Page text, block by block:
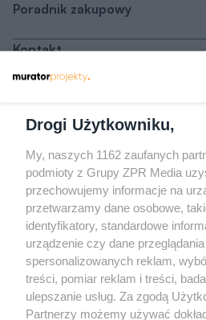
Poradnik zakupowy
Kontakt
Odwiedź grupę na
Gdybym budował drugi raz -
przed budową
Forum Muratora
Drogi Użytkowniku,
My, naszych 1162 zaufanych
podmioty z Grupy ZPR Media
przechowujemy informacje na
przetwarzamy dane osobowe,
identyfikatory, standardowe
urządzenie czy dane
spersonalizowanych reklam,
treści, pomiar reklam i treści,
ulepszanie usług. Za zgodą
Partnerzy możemy używać